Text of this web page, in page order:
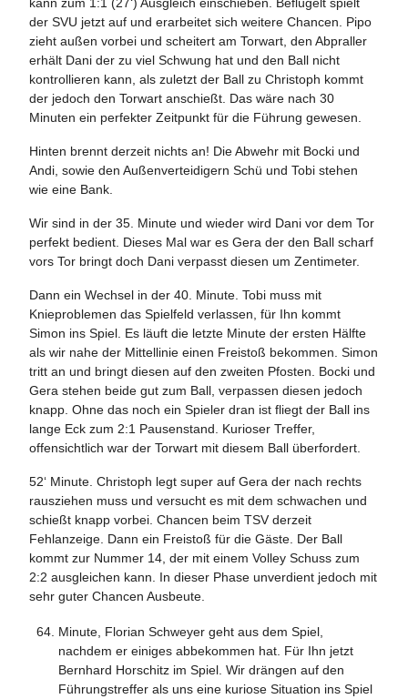
der SVU jetzt auf und erarbeitet sich weitere Chancen. Pipo
zieht außen vorbei und scheitert am Torwart, den Abpraller
erhält Dani der zu viel Schwung hat und den Ball nicht
kontrollieren kann, als zuletzt der Ball zu Christoph kommt
der jedoch den Torwart anschießt. Das wäre nach 30
Minuten ein perfekter Zeitpunkt für die Führung gewesen.
Hinten brennt derzeit nichts an! Die Abwehr mit Bocki und
Andi, sowie den Außenverteidigern Schü und Tobi stehen
wie eine Bank.
Wir sind in der 35. Minute und wieder wird Dani vor dem Tor
perfekt bedient. Dieses Mal war es Gera der den Ball scharf
vors Tor bringt doch Dani verpasst diesen um Zentimeter.
Dann ein Wechsel in der 40. Minute. Tobi muss mit
Knieproblemen das Spielfeld verlassen, für Ihn kommt
Simon ins Spiel. Es läuft die letzte Minute der ersten Hälfte
als wir nahe der Mittellinie einen Freistoß bekommen. Simon
tritt an und bringt diesen auf den zweiten Pfosten. Bocki und
Gera stehen beide gut zum Ball, verpassen diesen jedoch
knapp. Ohne das noch ein Spieler dran ist fliegt der Ball ins
lange Eck zum 2:1 Pausenstand. Kurioser Treffer,
offensichtlich war der Torwart mit diesem Ball überfordert.
52‘ Minute. Christoph legt super auf Gera der nach rechts
rausziehen muss und versucht es mit dem schwachen und
schießt knapp vorbei. Chancen beim TSV derzeit
Fehlanzeige. Dann ein Freistoß für die Gäste. Der Ball
kommt zur Nummer 14, der mit einem Volley Schuss zum
2:2 ausgleichen kann. In dieser Phase unverdient jedoch mit
sehr guter Chancen Ausbeute.
Minute, Florian Schweyer geht aus dem Spiel,
nachdem er einiges abbekommen hat. Für Ihn jetzt
Bernhard Horschitz im Spiel. Wir drängen auf den
Führungstreffer als uns eine kuriose Situation ins Spiel